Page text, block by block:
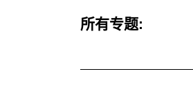
所有专题: